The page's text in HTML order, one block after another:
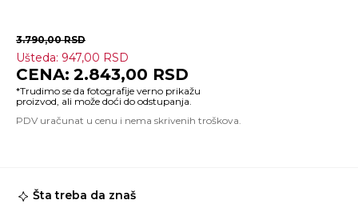
3.790,00RSD
Ušteda: 947,00 RSD
2.843,00 RSD
Šta treba da znaš